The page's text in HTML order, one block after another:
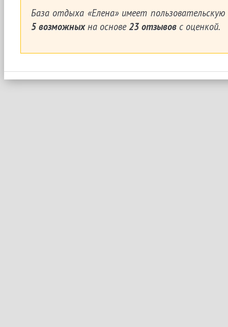
База отдыха «Елена»имеет
5 возможныхна основе23 отзывов с оценкой.